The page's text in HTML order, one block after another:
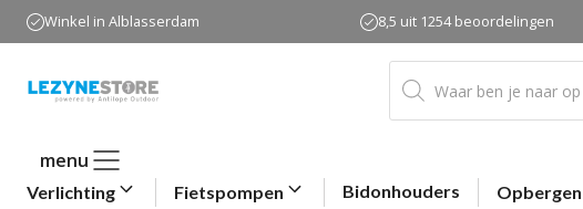
naar
inhoud
Winkel in Alblasserdam 8,5 uit 1254 beoordelingen
Producten
zoeken
menu
Verlichting Fietspompen Bidonhouders Opbergen